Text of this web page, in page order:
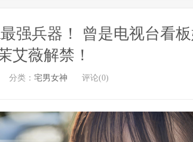
强兵器！ 曾是电视台看
艾薇解禁！
分类： 宅男女神 评论(0)